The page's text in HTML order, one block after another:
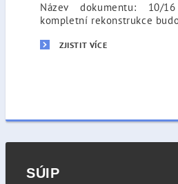
Název dokumentu: 10/
kompletní rekonstrukce
ZJISTIT VÍCE
SÚIP